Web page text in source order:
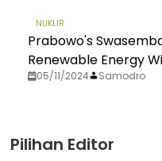
NUKLIR
Prabowo's
Renewable Energy
05/11/2024 Samodro
Pilihan Editor